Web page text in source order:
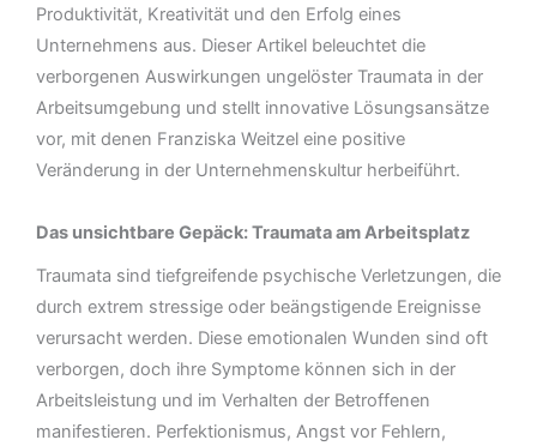
Produktivität, Kreativität und den Erfolg eines
Unternehmens aus. Dieser Artikel beleuchtet die
verborgenen Auswirkungen ungelöster Traumata in der
Arbeitsumgebung und stellt innovative Lösungsansätze
vor, mit denen Franziska Weitzel eine positive
Veränderung in der Unternehmenskultur herbeiführt.
Das unsichtbare Gepäck: Traumata am Arbeitsplatz
Traumata sind tiefgreifende psychische Verletzungen, die
durch extrem stressige oder beängstigende Ereignisse
verursacht werden. Diese emotionalen Wunden sind oft
verborgen, doch ihre Symptome können sich in der
Arbeitsleistung und im Verhalten der Betroffenen
manifestieren. Perfektionismus, Angst vor Fehlern,